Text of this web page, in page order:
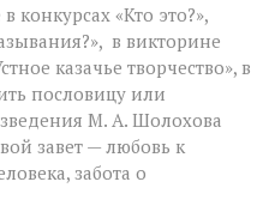
«Кто это?»,
в викторине
казачье творчество», в
пословицу или
М. А. Шолохова
завет — любовь к
забота о